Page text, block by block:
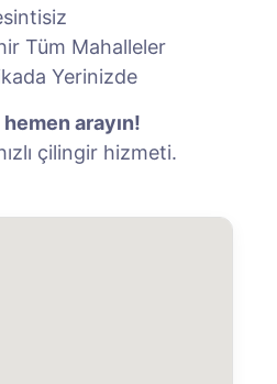
Tüm Mahalleler
Yerinizde
hemen arayın!
çilingir hizmeti.